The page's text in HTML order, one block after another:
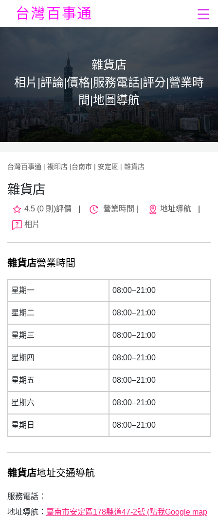
雜貨店
相片|評論|價格|服務電話|評分|營業時
間|地圖導航
台灣百事通 | 複印店 |台南市 | 安定區 | 雜貨店
雜貨店
4.5 (0 則)評價 營業時間 | 地址導航
相片
雜貨店營業時間
星期一 08:00–21:00
星期二 08:00–21:00
星期三 08:00–21:00
星期四 08:00–21:00
星期五 08:00–21:00
星期六 08:00–21:00
星期日 08:00–21:00
雜貨店地址交通導航
服務電話：
地址導航： 臺南市安定區178縣道47-2號 (點我Google map